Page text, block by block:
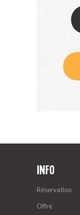
INFO
Réservation
Offre